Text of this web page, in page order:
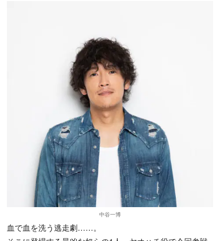
中谷一博
血で血を洗う逃走劇……。